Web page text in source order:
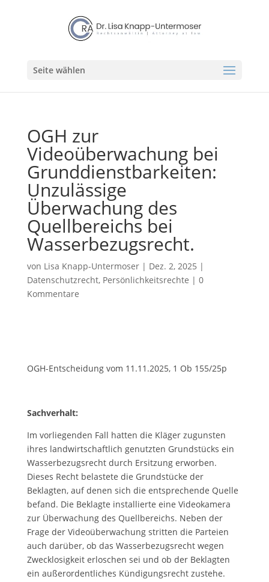
Seite wählen
OGH zur
Videoüberwachung bei
Grunddienstbarkeiten:
Unzulässige
Überwachung des
Quellbereichs bei
Wasserbezugsrecht.
von Lisa Knapp-Untermoser| Dez. 2, 2025 |
Datenschutzrecht, Persönlichkeitsrechte | 0
Kommentare
OGH-Entscheidung vom 11.11.2025, 1 Ob 155/25p
Sachverhalt:
Im vorliegenden Fall hatten die Kläger zugunsten
ihres landwirtschaftlich genutzten Grundstücks ein
Wasserbezugsrecht durch Ersitzung erworben.
Dieses Recht belastete die Grundstücke der
Beklagten, auf denen sich die entsprechende Quelle
befand. Die Beklagte installierte eine Videokamera
zur Überwachung des Quellbereichs. Neben der
Frage der Videoüberwachung stritten die Parteien
auch darüber, ob das Wasserbezugsrecht wegen
Zwecklosigkeit erloschen sei und ob der Beklagten
ein außerordentliches Kündigungsrecht zustehe.